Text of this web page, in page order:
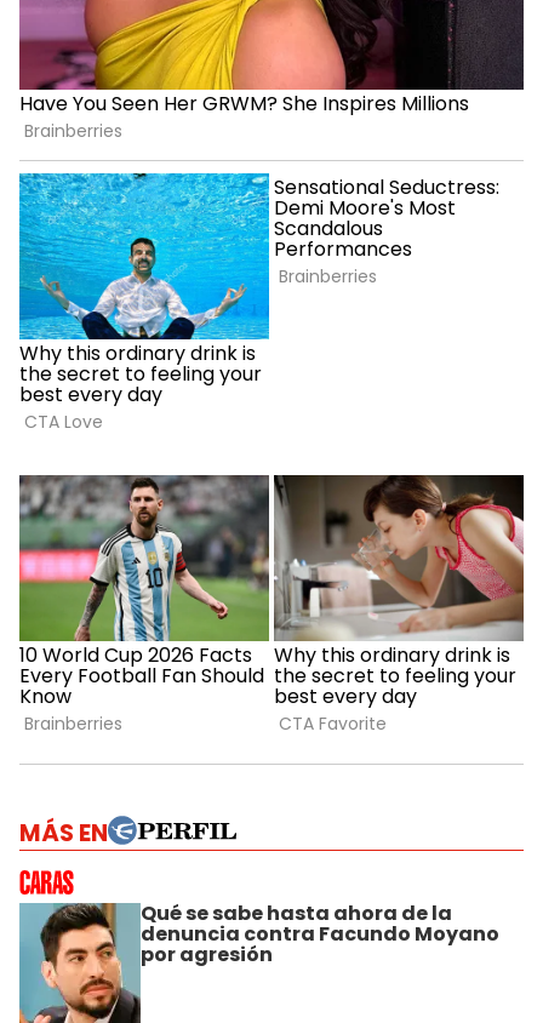
MÁS EN
Qué se sabe hasta ahora de la
denuncia contra Facundo Moyano
por agresión